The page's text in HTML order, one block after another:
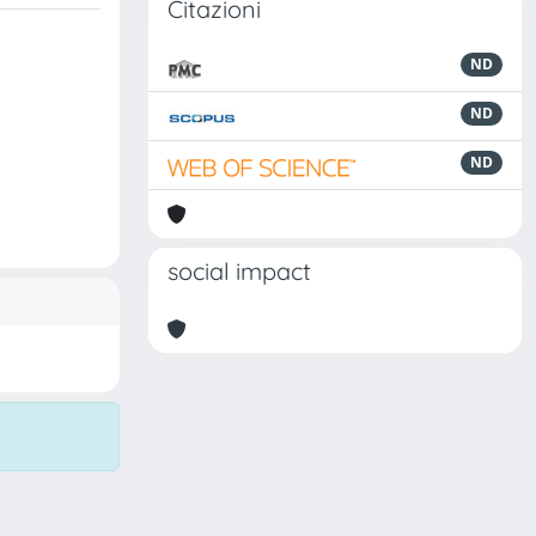
Citazioni
ND
ND
ND
social impact